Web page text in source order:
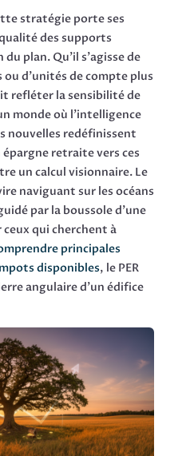
stratégie porte ses
des supports
plan. Qu’il s’agisse de
d’unités de compte plus
refléter la sensibilité de
monde où l’intelligence
nouvelles redéfinissent
retraite vers ces
un calcul visionnaire. Le
naviguant sur les océans
par la boussole d’une
qui cherchent à
principales
disponibles, le PER
angulaire d’un édifice